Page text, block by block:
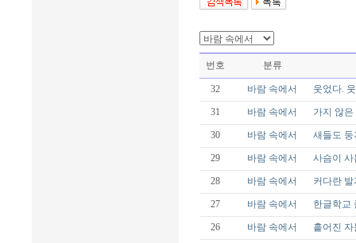
번호 분류
32 바람 속에서 웃었다.
31 바람 속에서 가지 않은
30 바람 속에서 새들도
29 바람 속에서 사슴이 사
28 바람 속에서 커다란 발
27 바람 속에서 한글학교
26 바람 속에서 흩어진